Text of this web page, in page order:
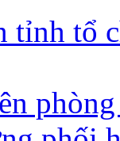
tỉnh tổ